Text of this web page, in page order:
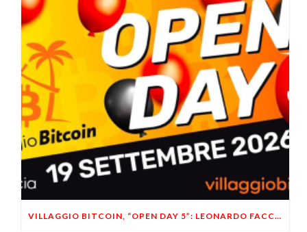
VILLAGGIO BITCOIN, “OPEN DAY 5”: LEONARDO FACCO OSPITE A BRESCIA